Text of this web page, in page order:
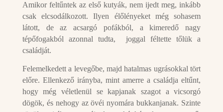
Amikor feltűntek az első kutyák, nem ijedt meg, inkább
csak elcsodálkozott. Ilyen élőlényeket még sohasem
látott, de az acsargó pofákból, a kimeredő nagy
tépőfogakból azonnal tudta, joggal féltette tőlük a
családját.
Felemelkedett a levegőbe, majd hatalmas ugrásokkal tört
előre. Ellenkező irányba, mint amerre a családja eltűnt,
hogy még véletlenül se kapjanak szagot a vicsorgó
dögök, és nehogy az övéi nyomára bukkanjanak. Szinte